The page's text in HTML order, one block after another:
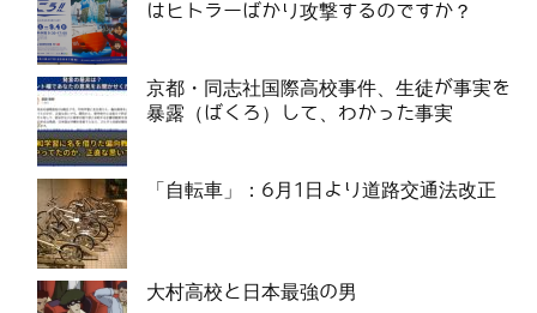
はヒトラーばかり攻撃するのですか？
京都・同志社国際高校事件、生徒が事実を
暴露（ばくろ）して、わかった事実
「自転車」：6月1日より道路交通法改正
大村高校と日本最強の男